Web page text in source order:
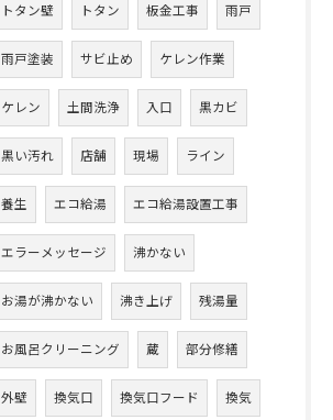
トタン壁 トタン 板金工事 雨戸
雨戸塗装 サビ止め ケレン作業
ケレン 土間洗浄 入口 黒カビ
黒い汚れ 店舗 現場 ライン
養生 エコ給湯 エコ給湯設置工事
エラーメッセージ 沸かない
お湯が沸かない 沸き上げ 残湯量
お風呂クリーニング 蔵 部分修繕
外壁 換気口 換気口フード 換気